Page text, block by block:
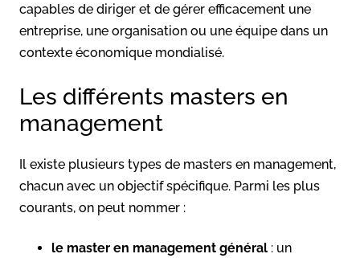
capables de diriger et de gérer efficacement une
entreprise, une organisation ou une équipe dans un
contexte économique mondialisé.
Les différents masters en
management
Il existe plusieurs types de masters en management,
chacun avec un objectif spécifique. Parmi les plus
courants, on peut nommer :
le master en management général : un